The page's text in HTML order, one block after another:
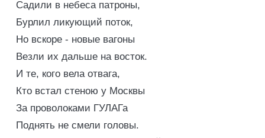
Садили в небеса патроны,
Бурлил ликующий поток,
Но вскоре - новые вагоны
Везли их дальше на восток.
И те, кого вела отвага,
Кто встал стеною у Москвы
За проволоками ГУЛАГа
Поднять не смели головы.